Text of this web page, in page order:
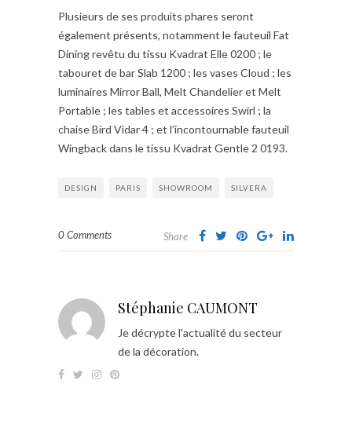
Plusieurs de ses produits phares seront
également présents, notamment le fauteuil Fat
Dining revêtu du tissu Kvadrat Elle 0200 ; le
tabouret de bar Slab 1200 ; les vases Cloud ; les
luminaires Mirror Ball, Melt Chandelier et Melt
Portable ; les tables et accessoires Swirl ; la
chaise Bird Vidar 4 ; et l’incontournable fauteuil
Wingback dans le tissu Kvadrat Gentle 2 0193.
DESIGN PARIS SHOWROOM SILVERA
0 Comments Share
Stéphanie CAUMONT
Je décrypte l'actualité du secteur
de la décoration.